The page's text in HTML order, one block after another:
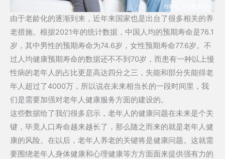
由于老龄化的逐渐到来，近年来国家也是出台了很多相关的养
老措施。根据2021年的统计数据，中国人均的预期寿命是76.1
岁，其中男性的预期寿命为74.6岁，女性预期寿命77.6岁。不
过人均健康预期寿命的数据还不不到70岁，而患有一种以上慢
性病的老年人的占比更是高达四分之三，失能和部分失能得老
年人超过了4000万，所以说在未来相当长的一段时间里，我
们是需要加强对老年人健康服务方面的建设的。
这些数据给了我们很多启示，老年人的健康问题在未来是个关
键，毕竟人口寿命越来越长了，那么随之而来的就是老年人健
康的风险。在以后，老年人养老的关键将是健康问题。这就需
要围绕老年人身体健康和心理健康等方方面面来提供强有力的